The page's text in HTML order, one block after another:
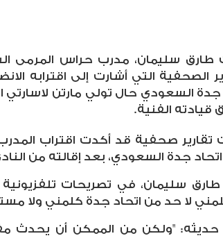
طارق سليمان، مدرب حراس المرمى
الصحفية التي أشارت إلى اقترابه
جدة السعودي حال تولي مارتن لاسارتي
قيادته الفنية.
تقارير صحفية قد أكدت اقتراب المدرب
جدة السعودي، بعد إقالته من
سليمان، في تصريحات
لا حد من اتحاد جدة كلمني ولا
حديثه: "ولكن من الممكن أن يحدث